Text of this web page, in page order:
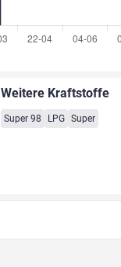
Weitere Kraftstoffe
Super 98 LPG Super